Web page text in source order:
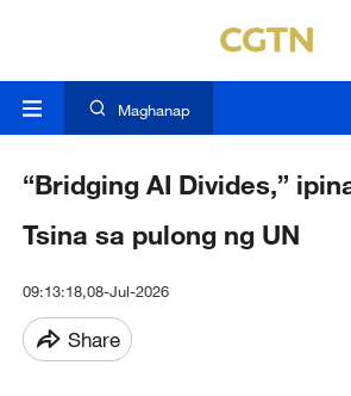
Maghanap
“Bridging AI Divides,”
Tsina sa pulong ng UN
09:13:18,08-Jul-2026
Share